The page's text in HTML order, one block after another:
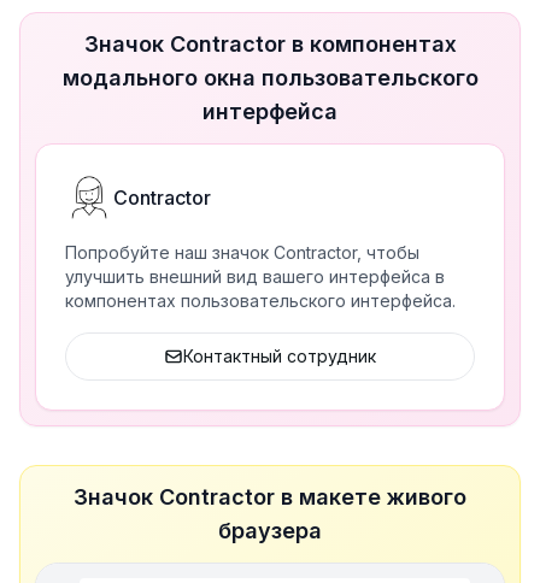
Значок Contractor в компонентах
модального окна пользовательского
интерфейса
Contractor
Попробуйте наш значок Contractor, чтобы
улучшить внешний вид вашего интерфейса в
компонентах пользовательского интерфейса.
Контактный сотрудник
Значок Contractor в макете живого
браузера